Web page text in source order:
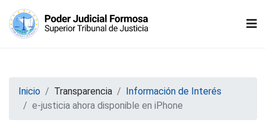
Inicio Transparencia
Información de Interés
e-justicia ahora disponible en iPhone